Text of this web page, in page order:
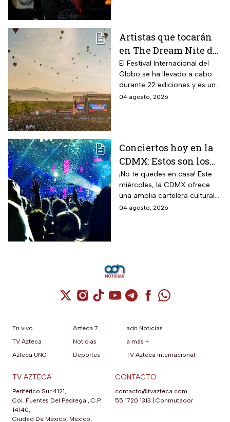
Artistas que tocarán
en The Dream Nite del
Festival
Internacional del
Globo 2026
El Festival Internacional del
Globo se ha llevado a cabo
durante 22 ediciones y es uno
de los espectáculos masivos
04 agosto, 2026
Conciertos hoy en la
CDMX: Estos son los
mejores planes
musicales para este
miércoles 5 de agosto
¡No te quedes en casa! Este
miércoles, la CDMX ofrece
una amplia cartelera cultural
para todos los gustos.
04 agosto, 2026
Cuenta de X / Twitter (se abre en una
Cuenta de Instagram (se abre en una
Cuenta de TikTok (se abre en
Cuenta de YouTube (se abre
Cuenta de Telegram (se
Cuenta de
Cuenta de
En vivo
TV Azteca
Azteca UNO
Azteca 7
Noticias
Deportes
adn Noticias
a más +
TV Azteca Internacional
TV AZTECA
Periférico Sur 4121,
Col. Fuentes Del Pedregal, C.P.
14140,
Ciudad De México, México.
CONTACTO
contacto@tvazteca.com
55 1720 1313
Conmutador